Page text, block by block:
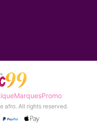
MarquesPromo
afro. All rights reserved.